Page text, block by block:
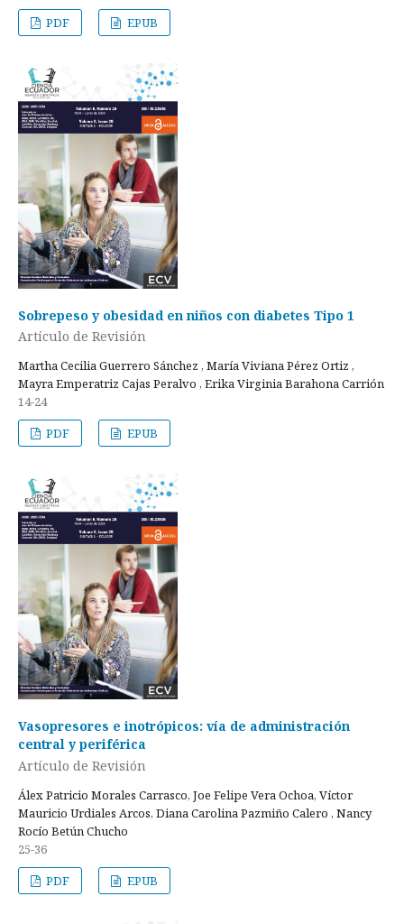
PDF
EPUB
Sobrepeso y obesidad en niños con diabetes Tipo 1
Artículo de Revisión
Martha Cecilia Guerrero Sánchez , María Viviana Pérez Ortiz ,
Mayra Emperatriz Cajas Peralvo , Erika Virginia Barahona Carrión
14-24
PDF
EPUB
Vasopresores e inotrópicos: vía de administración
central y periférica
Artículo de Revisión
Álex Patricio Morales Carrasco, Joe Felipe Vera Ochoa, Víctor
Mauricio Urdiales Arcos, Diana Carolina Pazmiño Calero , Nancy
Rocío Betún Chucho
25-36
PDF
EPUB